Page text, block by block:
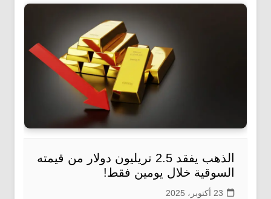
الذهب يفقد 2.5 تريليون دولار من قيمته
السوقية خلال يومين فقط!
23 أكتوبر، 2025